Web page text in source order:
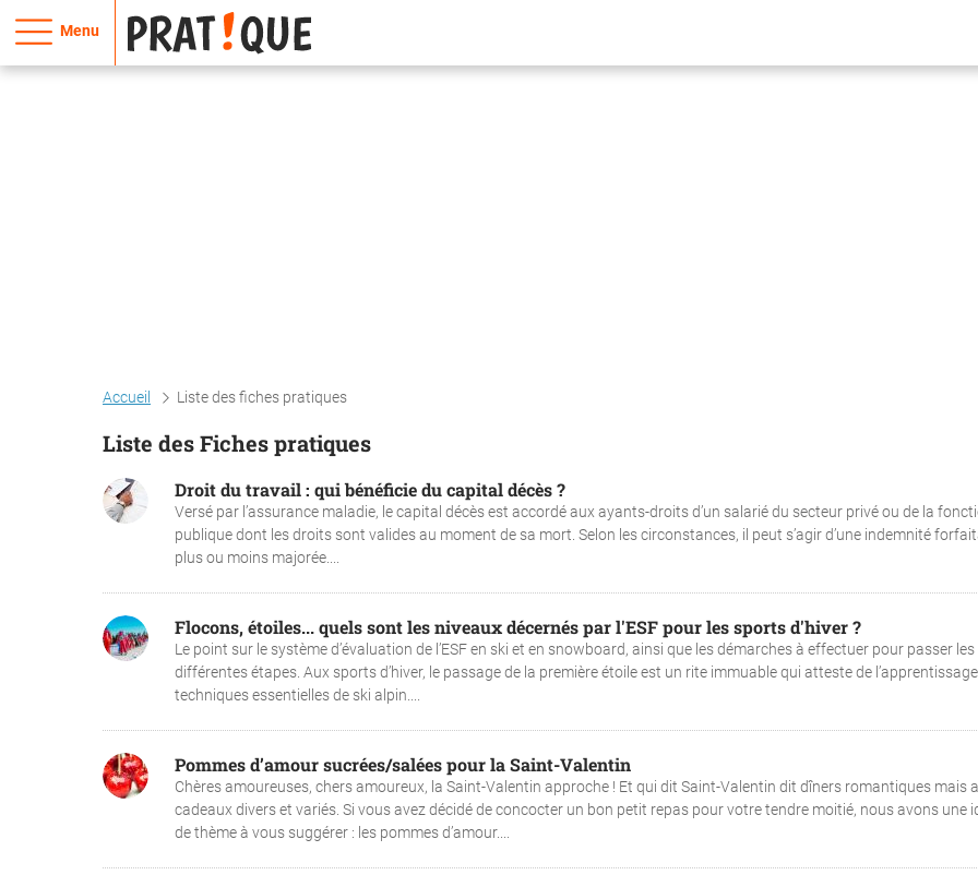
Menu
Accueil Liste des fiches pratiques
Liste des Fiches pratiques
Droit du travail : qui bénéficie du capital décès ?
Versé par l’assurance maladie, le capital décès est accordé aux ayants-droits d’un salarié du secteur privé ou de la
publique dont les droits sont valides au moment de sa mort. Selon les circonstances, il peut s’agir d’une indemnité
plus ou moins majorée....
Flocons, étoiles... quels sont les niveaux décernés par l'ESF pour les sports d'hiver ?
Le point sur le système d’évaluation de l’ESF en ski et en snowboard, ainsi que les démarches à effectuer pour passer les
différentes étapes. Aux sports d’hiver, le passage de la première étoile est un rite immuable qui atteste de
techniques essentielles de ski alpin....
Pommes d’amour sucrées/salées pour la Saint-Valentin
Chères amoureuses, chers amoureux, la Saint-Valentin approche ! Et qui dit Saint-Valentin dit dîners romantiques mais
cadeaux divers et variés. Si vous avez décidé de concocter un bon petit repas pour votre tendre moitié, nous avons une
de thème à vous suggérer : les pommes d’amour....